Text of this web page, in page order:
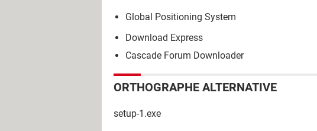
Global Positioning System
Download Express
Cascade Forum Downloader
ORTHOGRAPHE ALTERNATIVE
setup-1.exe